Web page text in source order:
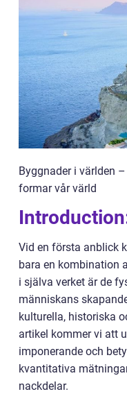
Byggnader i världen
formar vår värld
Vid en första anblick
bara en kombination
i själva verket är de
människans
kulturella, historiska
artikel kommer vi att
imponerande och
kvantitativa
nackdelar.